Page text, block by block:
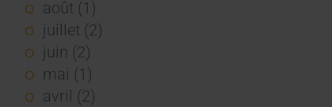
août (1)
juillet (2)
juin (2)
mai (1)
avril (2)